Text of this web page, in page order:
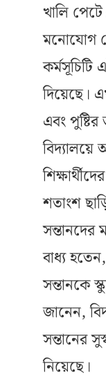
খালি
মনোযোগ
কর্মসূচিটি
দিয়েছে।
এবং
বিদ্যালয়ে
শতাংশ
সন্তানদের
বাধ্য
সন্তানকে
জানেন,
সন্তানের
নিয়েছে।